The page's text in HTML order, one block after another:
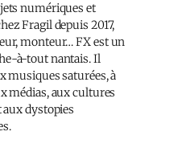
numériques et
Fragil depuis 2017,
monteur… FX est un
à-tout nantais. Il
musiques saturées, à
médias, aux cultures
dystopies